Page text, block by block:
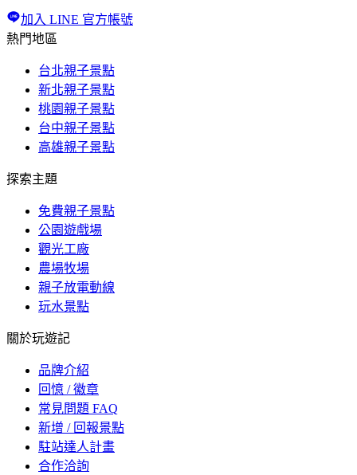
加入 LINE 官方帳號
熱門地區
台北親子景點
新北親子景點
桃園親子景點
台中親子景點
高雄親子景點
探索主題
免費親子景點
公園遊戲場
觀光工廠
農場牧場
親子放電動線
玩水景點
關於玩遊記
品牌介紹
回憶 / 徽章
常見問題 FAQ
新增 / 回報景點
駐站達人計畫
合作洽詢